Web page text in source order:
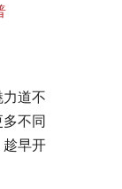
道不
不同
早开